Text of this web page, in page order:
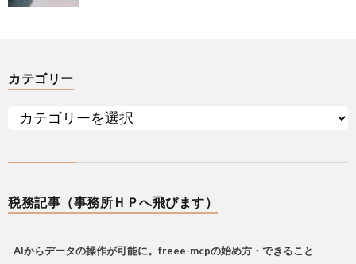
カテゴリー
税務記事（事務所ＨＰへ飛びます）
AIからデータの操作が可能に。freee-mcpの始め方・できること